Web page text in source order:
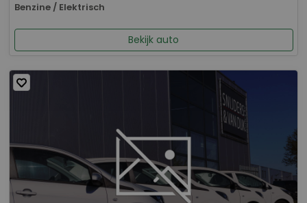
Benzine / Elektrisch
Bekijk auto